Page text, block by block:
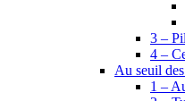
3 –
4 –
Au seuil
1 –